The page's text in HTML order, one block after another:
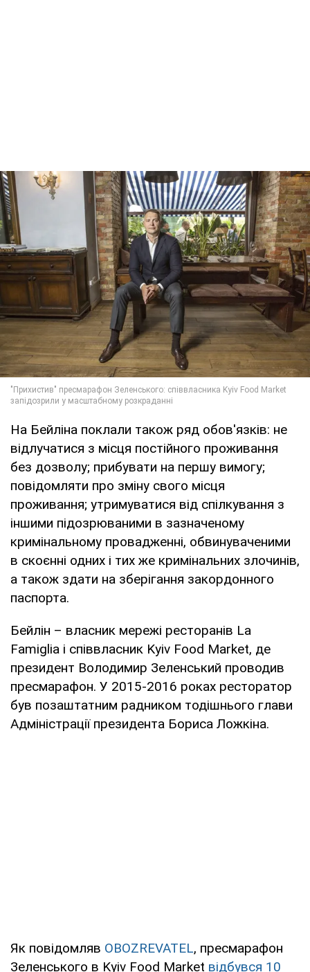
На Бейліна поклали також ряд обов'язків: не
відлучатися з місця постійного проживання
без дозволу; прибувати на першу вимогу;
повідомляти про зміну свого місця
проживання; утримуватися від спілкування з
іншими підозрюваними в зазначеному
кримінальному провадженні, обвинуваченими
в скоєнні одних і тих же кримінальних злочинів,
а також здати на зберігання закордонного
паспорта.
Бейлін – власник мережі ресторанів La
Famiglia і співвласник Kyiv Food Market, де
президент Володимир Зеленський проводив
пресмарафон. У 2015-2016 роках ресторатор
був позаштатним радником тодішнього глави
Адміністрації президента Бориса Ложкіна.
Як повідомляв OBOZREVATEL, пресмарафон
Зеленського в Kyiv Food Market відбувся 10